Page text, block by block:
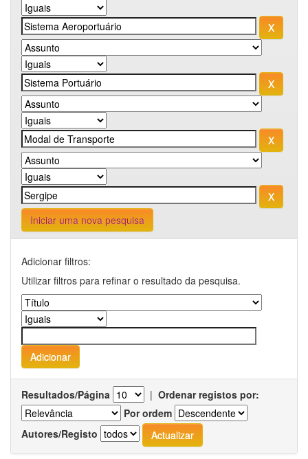
Iniciar uma nova pesquisa
Adicionar filtros:
Utilizar filtros para refinar o resultado da pesquisa.
Resultados/Página | Ordenar registos por:
Por ordem
Autores/Registo